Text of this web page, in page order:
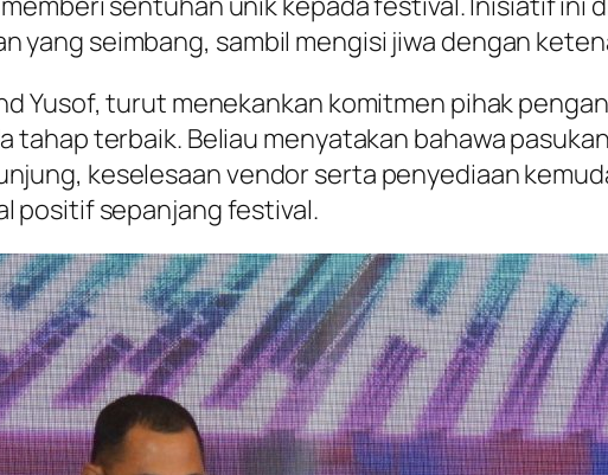
yang seimbang, sambil mengisi jiwa dengan
Yusof, turut menekankan komitmen pihak
tahap terbaik. Beliau menyatakan bahawa
keselesaan vendor serta penyediaan
positif sepanjang festival.